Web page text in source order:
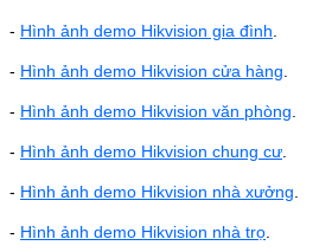
- Hình ảnh demo Hikvision gia đình.
- Hình ảnh demo Hikvision cửa hàng.
- Hình ảnh demo Hikvision văn phòng.
- Hình ảnh demo Hikvision chung cư.
- Hình ảnh demo Hikvision nhà xưởng.
- Hình ảnh demo Hikvision nhà trọ.